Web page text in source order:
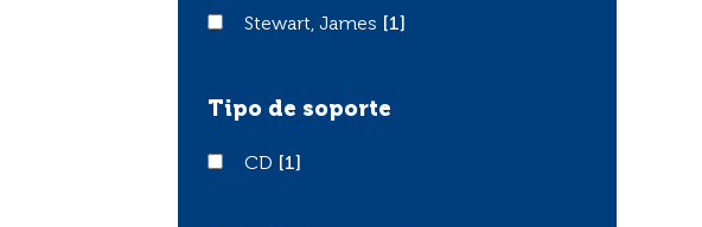
Stewart, James
Stewart, James [1]
Tipo de soporte
CD CD [1]